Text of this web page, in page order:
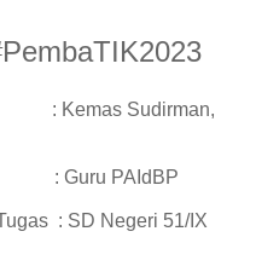
: Kemas Sudirman,
: Guru PAIdBP
: SD Negeri 51/IX